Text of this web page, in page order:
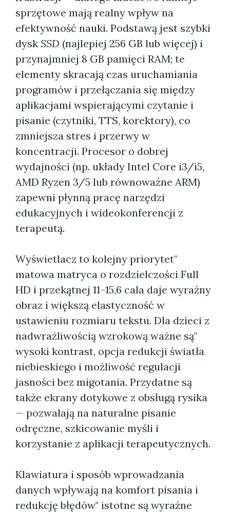
sprzętowe mają realny wpływ na
efektywność nauki. Podstawą jest szybki
dysk SSD (najlepiej 256 GB lub więcej) i
przynajmniej 8 GB pamięci RAM; te
elementy skracają czas uruchamiania
programów i przełączania się między
aplikacjami wspierającymi czytanie i
pisanie (czytniki, TTS, korektory), co
zmniejsza stres i przerwy w
koncentracji. Procesor o dobrej
wydajności (np. układy Intel Core i3/i5,
AMD Ryzen 3/5 lub równoważne ARM)
zapewni płynną pracę narzędzi
edukacyjnych i wideokonferencji z
terapeutą.
Wyświetlacz to kolejny priorytet"
matowa matryca o rozdzielczości Full
HD i przekątnej 11–15,6 cala daje wyraźny
obraz i większą elastyczność w
ustawieniu rozmiaru tekstu. Dla dzieci z
nadwrażliwością wzrokową ważne są"
wysoki kontrast, opcja redukcji światła
niebieskiego i możliwość regulacji
jasności bez migotania. Przydatne są
także ekrany dotykowe z obsługą rysika
— pozwalają na naturalne pisanie
odręczne, szkicowanie myśli i
korzystanie z aplikacji terapeutycznych.
Klawiatura i sposób wprowadzania
danych wpływają na komfort pisania i
redukcję błędów" istotne są wyraźne